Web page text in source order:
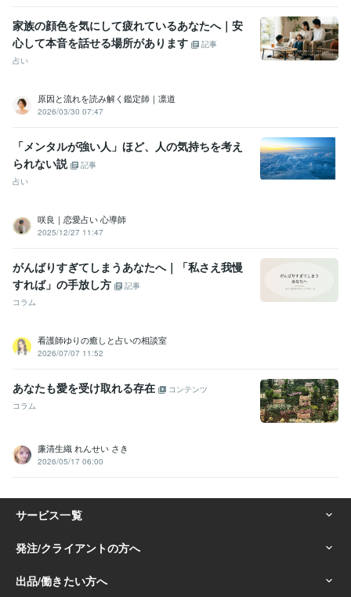
家族の顔色を気にして疲れているあなたへ｜安
心して本音を話せる場所があります
記事
占い
原因と流れを読み解く鑑定師｜凛道
2026/03/30 07:47
「メンタルが強い人」ほど、人の気持ちを考え
られない説
記事
占い
咲良｜恋愛占い 心導師
2025/12/27 11:47
がんばりすぎてしまうあなたへ｜「私さえ我慢
すれば」の手放し方
記事
コラム
看護師ゆりの癒しと占いの相談室
2026/07/07 11:52
あなたも愛を受け取れる存在
コンテンツ
コラム
廉清生織 れんせい さき
2026/05/17 06:00